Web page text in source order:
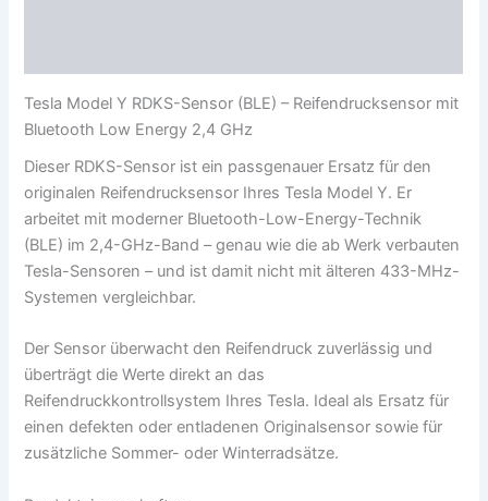
Tesla Model Y RDKS-Sensor (BLE) – Reifendrucksensor mit
Bluetooth Low Energy 2,4 GHz
Dieser RDKS-Sensor ist ein passgenauer Ersatz für den
originalen Reifendrucksensor Ihres Tesla Model Y. Er
arbeitet mit moderner Bluetooth-Low-Energy-Technik
(BLE) im 2,4-GHz-Band – genau wie die ab Werk verbauten
Tesla-Sensoren – und ist damit nicht mit älteren 433-MHz-
Systemen vergleichbar.
Der Sensor überwacht den Reifendruck zuverlässig und
überträgt die Werte direkt an das
Reifendruckkontrollsystem Ihres Tesla. Ideal als Ersatz für
einen defekten oder entladenen Originalsensor sowie für
zusätzliche Sommer- oder Winterradsätze.